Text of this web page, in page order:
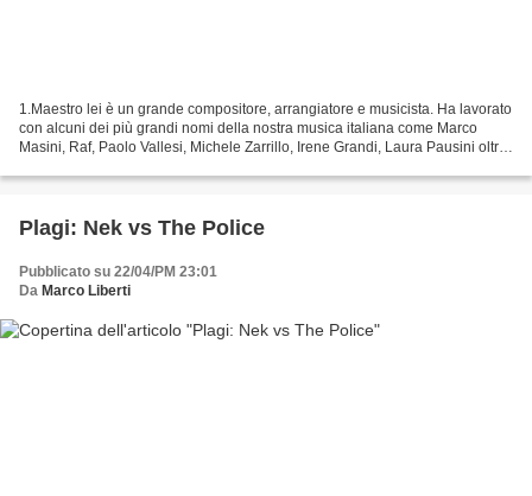
1.Maestro lei è un grande compositore, arrangiatore e musicista. Ha lavorato
con alcuni dei più grandi nomi della nostra musica italiana come Marco
Masini, Raf, Paolo Vallesi, Michele Zarrillo, Irene Grandi, Laura Pausini oltre
Plagi: Nek vs The Police
Pubblicato su 22/04/PM 23:01
Da Marco Liberti